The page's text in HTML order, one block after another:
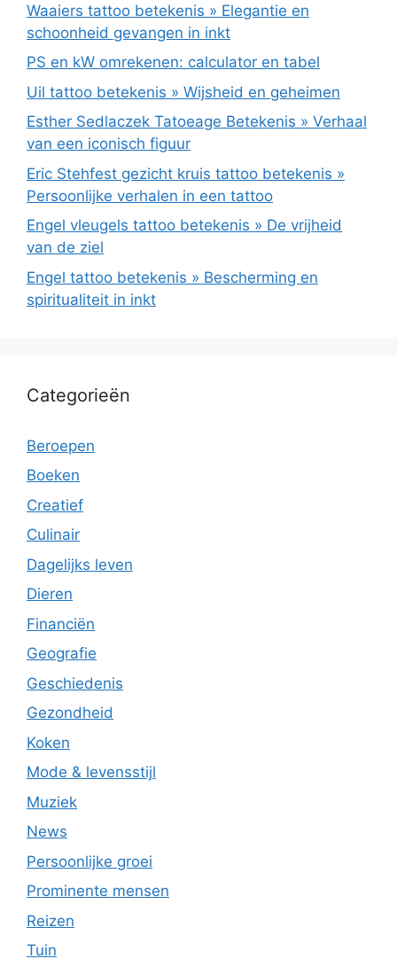
Waaiers tattoo betekenis » Elegantie en
schoonheid gevangen in inkt
PS en kW omrekenen: calculator en tabel
Uil tattoo betekenis » Wijsheid en geheimen
Esther Sedlaczek Tatoeage Betekenis » Verhaal
van een iconisch figuur
Eric Stehfest gezicht kruis tattoo betekenis »
Persoonlijke verhalen in een tattoo
Engel vleugels tattoo betekenis » De vrijheid
van de ziel
Engel tattoo betekenis » Bescherming en
spiritualiteit in inkt
Categorieën
Beroepen
Boeken
Creatief
Culinair
Dagelijks leven
Dieren
Financiën
Geografie
Geschiedenis
Gezondheid
Koken
Mode & levensstijl
Muziek
News
Persoonlijke groei
Prominente mensen
Reizen
Tuin